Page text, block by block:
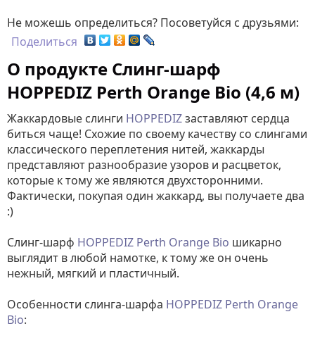
Не можешь определиться? Посоветуйся с друзьями:
Поделиться
О продукте Слинг-шарф
HOPPEDIZ Perth Orange Bio (4,6 м)
Жаккардовые слинги HOPPEDIZзаставляют сердца
биться чаще! Схожие по своему качеству со слингами
классического переплетения нитей, жаккарды
представляют разнообразие узоров и расцветок,
которые к тому же являются двухсторонними.
Фактически, покупая один жаккард, вы получаете два
:)
Слинг-шарф HOPPEDIZ Perth Orange Bio шикарно
выглядит в любой намотке, к тому же он очень
нежный, мягкий и пластичный.
Особенности слинга-шарфа HOPPEDIZ Perth Orange
Bio: